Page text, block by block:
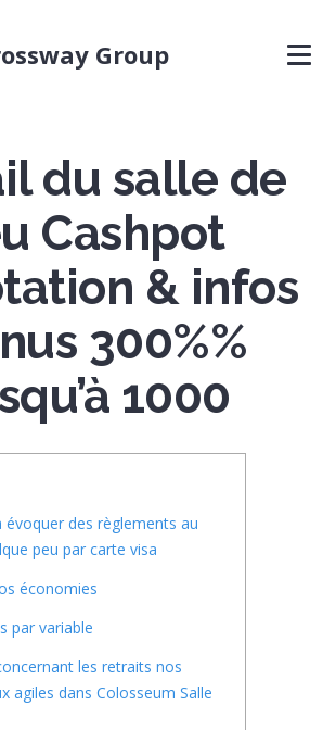
Group
du salle de
Cashpot
& infos
300%%
1000
évoquer des règlements au
peu par carte visa
économies
par variable
les retraits nos
agiles dans Colosseum Salle